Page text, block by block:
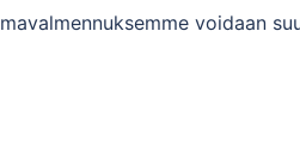
voidaan